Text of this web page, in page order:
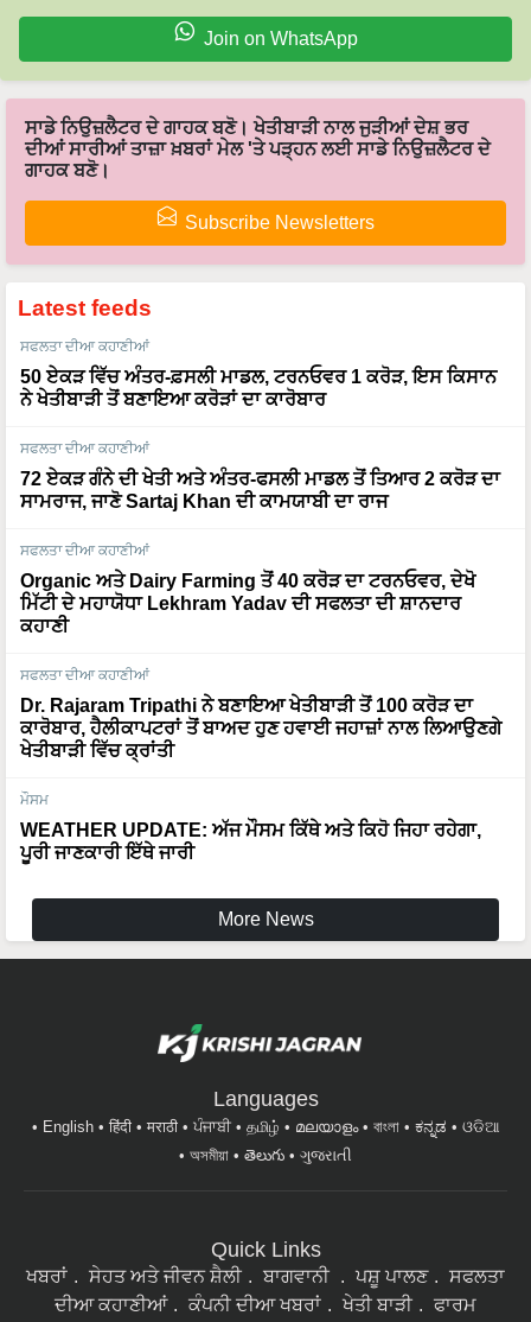
Join on WhatsApp
ਸਾਡੇ ਨਿਉਜ਼ਲੈਟਰ ਦੇ ਗਾਹਕ ਬਣੋ। ਖੇਤੀਬਾੜੀ ਨਾਲ ਜੁੜੀਆਂ ਦੇਸ਼ ਭਰ
ਦੀਆਂ ਸਾਰੀਆਂ ਤਾਜ਼ਾ ਖ਼ਬਰਾਂ ਮੇਲ 'ਤੇ ਪੜ੍ਹਨ ਲਈ ਸਾਡੇ ਨਿਉਜ਼ਲੈਟਰ ਦੇ
ਗਾਹਕ ਬਣੋ।
Subscribe Newsletters
Latest feeds
ਸਫਲਤਾ ਦੀਆ ਕਹਾਣੀਆਂ
50 ਏਕੜ ਵਿੱਚ ਅੰਤਰ-ਫ਼ਸਲੀ ਮਾਡਲ, ਟਰਨਓਵਰ 1 ਕਰੋੜ, ਇਸ ਕਿਸਾਨ
ਨੇ ਖੇਤੀਬਾੜੀ ਤੋਂ ਬਣਾਇਆ ਕਰੋੜਾਂ ਦਾ ਕਾਰੋਬਾਰ
ਸਫਲਤਾ ਦੀਆ ਕਹਾਣੀਆਂ
72 ਏਕੜ ਗੰਨੇ ਦੀ ਖੇਤੀ ਅਤੇ ਅੰਤਰ-ਫਸਲੀ ਮਾਡਲ ਤੋਂ ਤਿਆਰ 2 ਕਰੋੜ ਦਾ
ਸਾਮਰਾਜ, ਜਾਣੋ Sartaj Khan ਦੀ ਕਾਮਯਾਬੀ ਦਾ ਰਾਜ
ਸਫਲਤਾ ਦੀਆ ਕਹਾਣੀਆਂ
Organic ਅਤੇ Dairy Farming ਤੋਂ 40 ਕਰੋੜ ਦਾ ਟਰਨਓਵਰ, ਦੇਖੋ
ਮਿੱਟੀ ਦੇ ਮਹਾਯੋਧਾ Lekhram Yadav ਦੀ ਸਫਲਤਾ ਦੀ ਸ਼ਾਨਦਾਰ
ਕਹਾਣੀ
ਸਫਲਤਾ ਦੀਆ ਕਹਾਣੀਆਂ
Dr. Rajaram Tripathi ਨੇ ਬਣਾਇਆ ਖੇਤੀਬਾੜੀ ਤੋਂ 100 ਕਰੋੜ ਦਾ
ਕਾਰੋਬਾਰ, ਹੈਲੀਕਾਪਟਰਾਂ ਤੋਂ ਬਾਅਦ ਹੁਣ ਹਵਾਈ ਜਹਾਜ਼ਾਂ ਨਾਲ ਲਿਆਉਣਗੇ
ਖੇਤੀਬਾੜੀ ਵਿੱਚ ਕ੍ਰਾਂਤੀ
ਮੌਸਮ
WEATHER UPDATE: ਅੱਜ ਮੌਸਮ ਕਿੱਥੇ ਅਤੇ ਕਿਹੋ ਜਿਹਾ ਰਹੇਗਾ,
ਪੂਰੀ ਜਾਣਕਾਰੀ ਇੱਥੇ ਜਾਰੀ
More News
Languages
English हिंदी मराठी ਪੰਜਾਬੀ தமிழ் മലയാളം বাংলা ಕನ್ನಡ
ଓଡିଆ
অসমীয়া
తెలుగు ગુજરાતી
Quick Links
ਖਬਰਾਂ ਸੇਹਤ ਅਤੇ ਜੀਵਨ ਸ਼ੈਲੀ ਬਾਗਵਾਨੀ ਪਸ਼ੂ ਪਾਲਣ
ਸਫਲਤਾ
ਦੀਆ ਕਹਾਣੀਆਂ
ਕੰਪਨੀ ਦੀਆ ਖਬਰਾਂ ਖੇਤੀ ਬਾੜੀ ਫਾਰਮ